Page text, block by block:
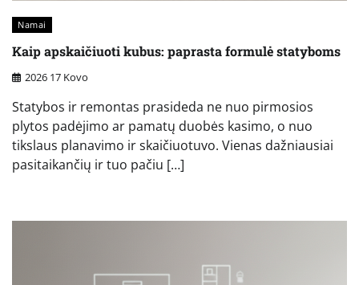
Namai
Kaip apskaičiuoti kubus: paprasta formulė statyboms
2026 17 Kovo
Statybos ir remontas prasideda ne nuo pirmosios
plytos padėjimo ar pamatų duobės kasimo, o nuo
tikslaus planavimo ir skaičiuotuvo. Vienas dažniausiai
pasitaikančių ir tuo pačiu […]